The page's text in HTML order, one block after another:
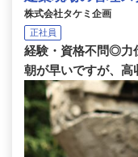
株式会社タケミ企画
正社員
経験・資格不問◎力
朝が早いですが、高